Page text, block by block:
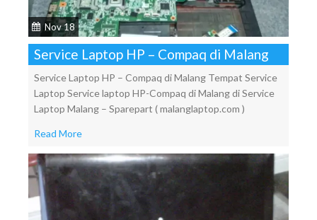
Nov 18
Service Laptop HP – Compaq di Malang
Service Laptop HP – Compaq di Malang Tempat Service
Laptop Service laptop HP-Compaq di Malang di Service
Laptop Malang – Sparepart ( malanglaptop.com )
Read More